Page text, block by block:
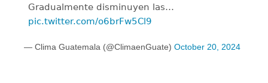
Gradualmente disminuyen las…
pic.twitter.com/o6brFw5Cl9
— Clima Guatemala (@ClimaenGuate) October 20, 2024